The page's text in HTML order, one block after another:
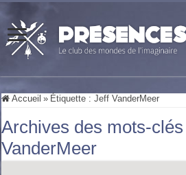
Accueil » Étiquette :Jeff VanderMeer
Archives des mots-
VanderMeer